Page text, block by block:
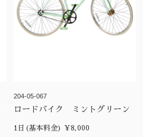
204-05-067
ロードバイク ミントグリーン
1日(基本料金) ¥8,000